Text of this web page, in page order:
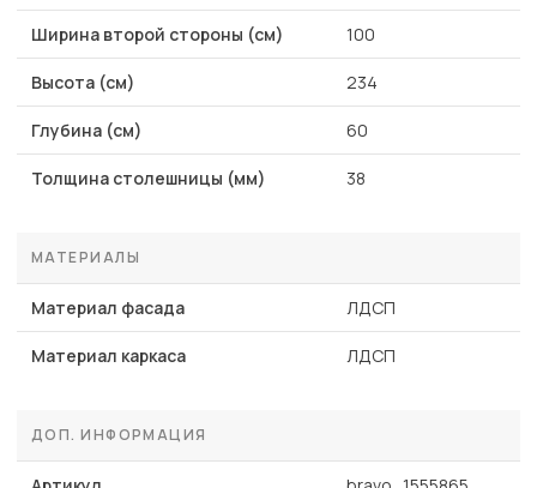
Ширина второй стороны (см) 100
Высота (см) 234
Глубина (см) 60
Толщина столешницы (мм) 38
МАТЕРИАЛЫ
Материал фасада ЛДСП
Материал каркаса ЛДСП
ДОП. ИНФОРМАЦИЯ